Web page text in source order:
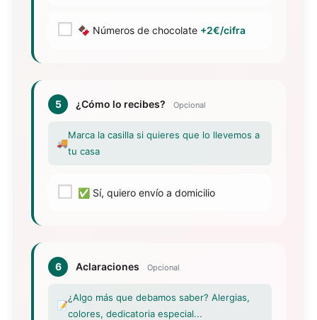
🍫 Números de chocolate +2€/cifra
5 ¿Cómo lo recibes? Opcional
🚚
Marca la casilla si quieres que lo llevemos a
tu casa
✅ Sí, quiero envío a domicilio
6 Aclaraciones Opcional
📝
¿Algo más que debamos saber? Alergias,
colores, dedicatoria especial...